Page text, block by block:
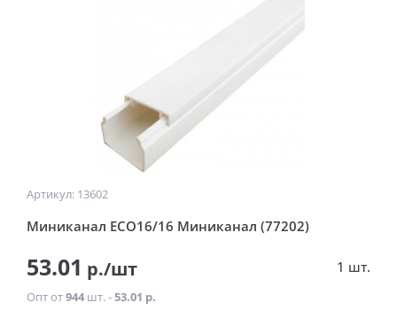
Артикул: 13602
Миниканал ECO16/16 Миниканал (77202)
53.01 р./шт 1 шт.
Опт от944 шт. -53.01 р.